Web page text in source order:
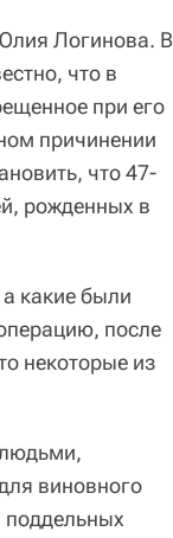
Логинова. В
что в
при его
причинении
что 47-
рожденных в
какие были
после
некоторые из
людьми,
виновного